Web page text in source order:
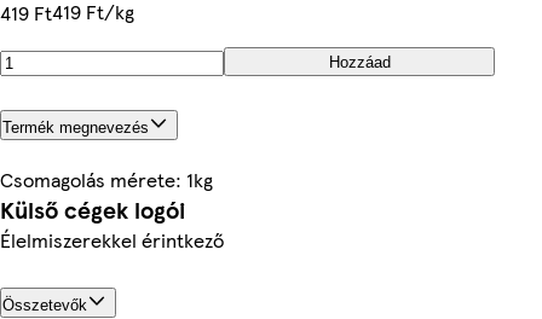
419 Ft419 Ft/kg
Hozzáad
Termék megnevezés
Csomagolás mérete: 1kg
Külső cégek logói
Élelmiszerekkel érintkező
Összetevők